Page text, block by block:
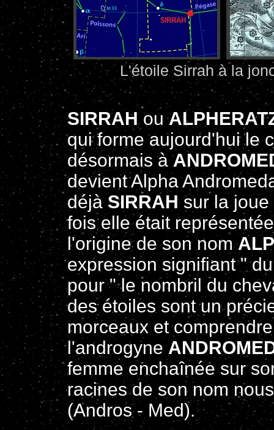
L'étoile Sirrah à la
SIRRAHou
qui forme aujourd'hui le
désormais à
devient Alpha
déjà SIRRAHsur la joue
fois elle était
l'origine de son nom
expression signifiant "
pour " le nombril du
des étoiles sont un
morceaux et
l'androgyne
femme enchaînée sur
racines de son nom
(Andros - Med).